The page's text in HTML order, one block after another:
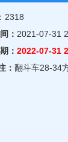
2318
： 2021-07-31
： 2022-07-31
翻斗车28-34